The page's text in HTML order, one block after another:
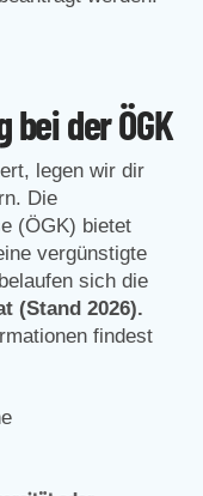
der ÖGK
legen wir dir
Die
(ÖGK) bietet
vergünstigte
sich die
(Stand 2026).
findest